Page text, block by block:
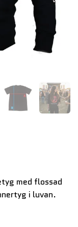
med flossad
i luvan.